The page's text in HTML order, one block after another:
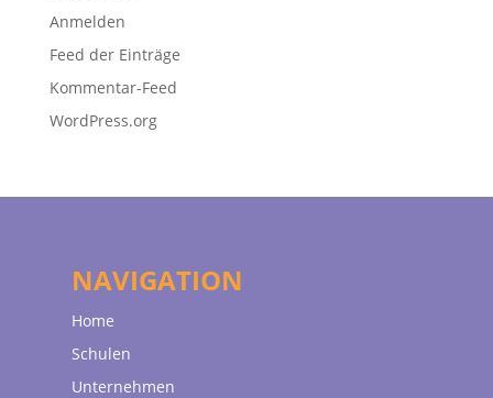
Anmelden
Feed der Einträge
Kommentar-Feed
WordPress.org
NAVIGATION
Home
Schulen
Unternehmen